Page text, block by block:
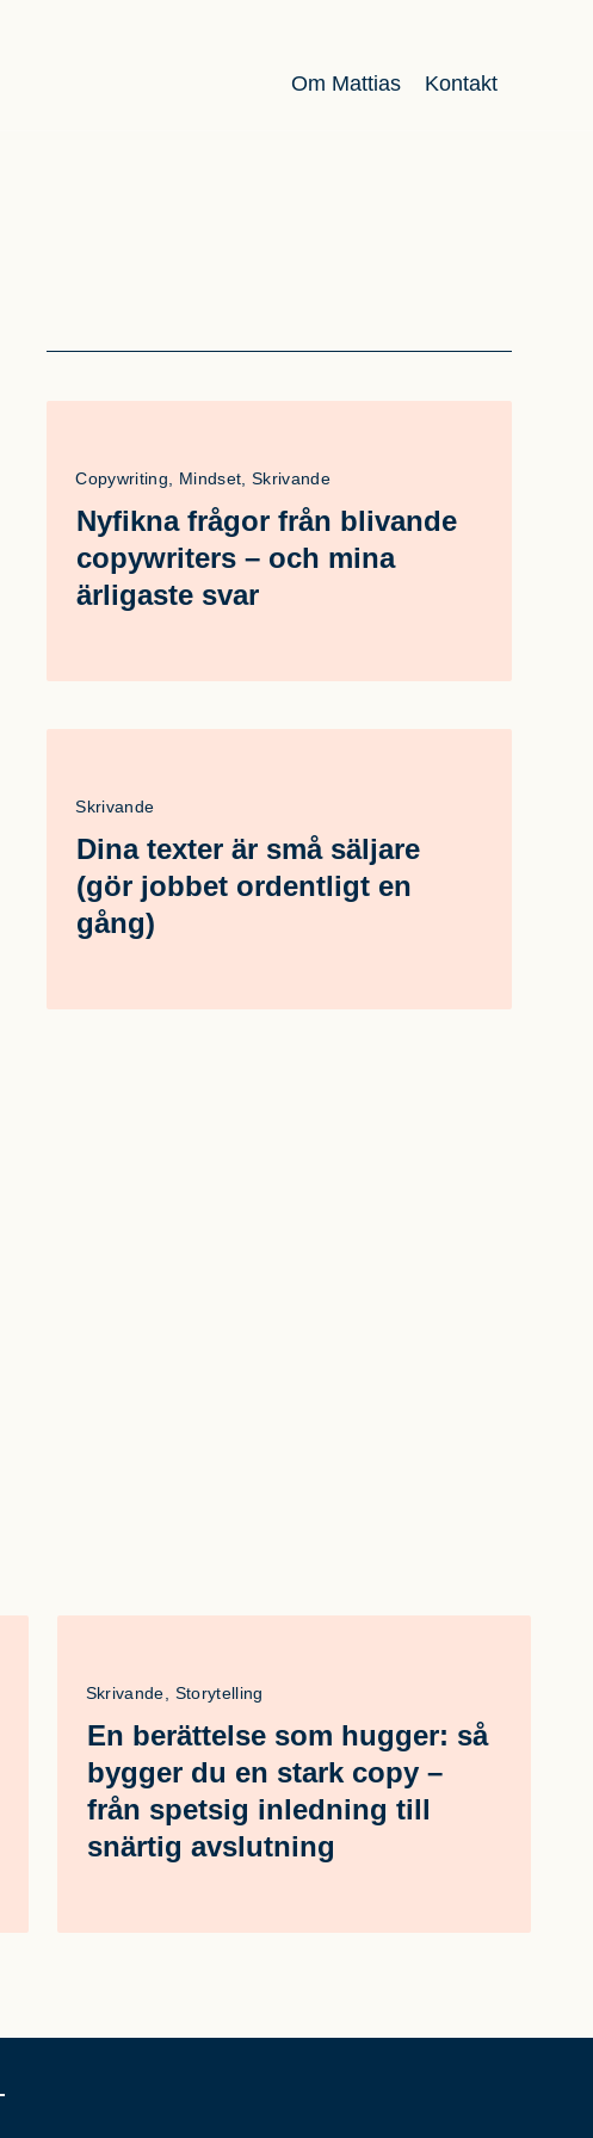
Om Mattias Kontakt
Copywriting, Mindset, Skrivande
Nyfikna frågor från blivande
copywriters – och mina
ärligaste svar
Skrivande
Dina texter är små säljare
(gör jobbet ordentligt en
gång)
Skrivande, Storytelling
En berättelse som hugger: så
bygger du en stark copy –
från spetsig inledning till
snärtig avslutning